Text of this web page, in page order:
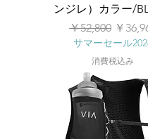
ンジレ）カラー/
通常価格
￥52,800 セール
￥
サマーセール
消費税込み